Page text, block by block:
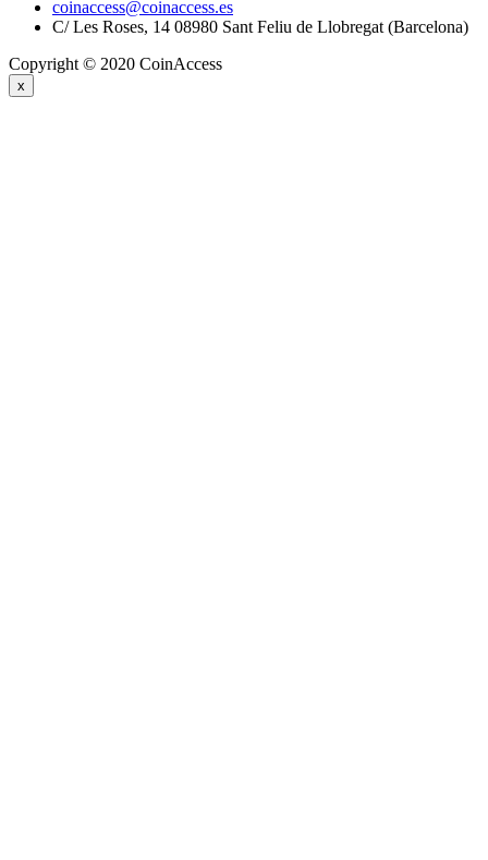
coinaccess@coinaccess.es
C/ Les Roses, 14 08980 Sant Feliu de Llobregat (Barcelona)
Copyright © 2020 CoinAccess